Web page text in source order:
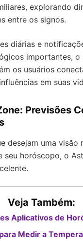
explorando
entre os signos.
diárias e
importantes, o
os usuários
em suas
Previsões
desejam uma visão
seu horóscopo, o
Veja Também:
Aplicativos de
Medir a